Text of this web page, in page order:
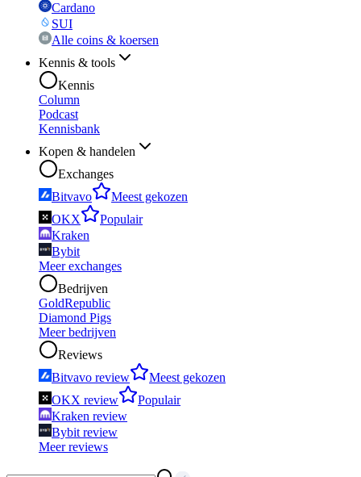
Cardano
SUI
Alle coins & koersen
Kennis & tools
Kennis
Column
Podcast
Kennisbank
Kopen & handelen
Exchanges
Bitvavo
Meest gekozen
OKX
Populair
Kraken
Bybit
Meer exchanges
Bedrijven
GoldRepublic
Diamond Pigs
Meer bedrijven
Reviews
Bitvavo review
Meest gekozen
OKX review
Populair
Kraken review
Bybit review
Meer reviews